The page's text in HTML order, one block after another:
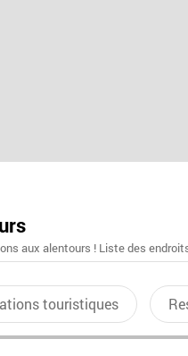
aux alentours ! Liste des
touristiques